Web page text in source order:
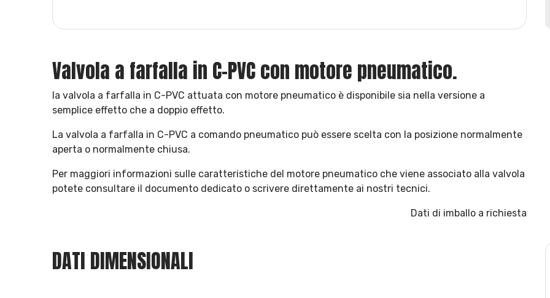
Valvola a farfalla in C-PVC con motore pneumatico.
la valvola a farfalla in C-PVC attuata con motore pneumatico è disponibile sia nella versione a
semplice effetto che a doppio effetto.
La valvola a farfalla in C-PVC a comando pneumatico può essere scelta con la posizione normalmente
aperta o normalmente chiusa.
Per maggiori informazioni sulle caratteristiche del motore pneumatico che viene associato alla valvola
potete consultare il documento dedicato o scrivere direttamente ai nostri tecnici.
Dati di imballo a richiesta
DATI DIMENSIONALI